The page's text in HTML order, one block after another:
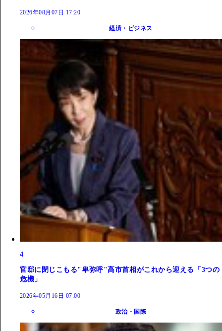
2026年08月07日 17:20
経済・ビジネス
4
官邸に閉じこもる"卑弥呼"高市首相がこれから迎える「3つの
危機」
2026年05月16日 07:00
政治・国際